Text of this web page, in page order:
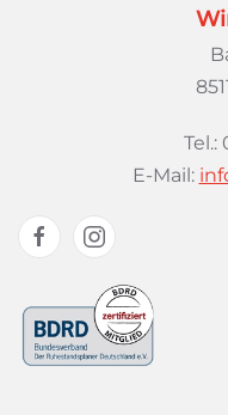
Tel.:
E-Mail: